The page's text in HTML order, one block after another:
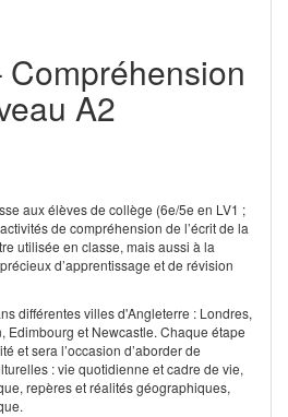
A2
aux élèves de collège (6e/5e en LV1 ;
de compréhension de l’écrit de la
utilisée en classe, mais aussi à la
d’apprentissage et de révision
différentes villes d'Angleterre : Londres,
Edimbourg et Newcastle. Chaque étape
et sera l’occasion d’aborder de
: vie quotidienne et cadre de vie,
repères et réalités géographiques,